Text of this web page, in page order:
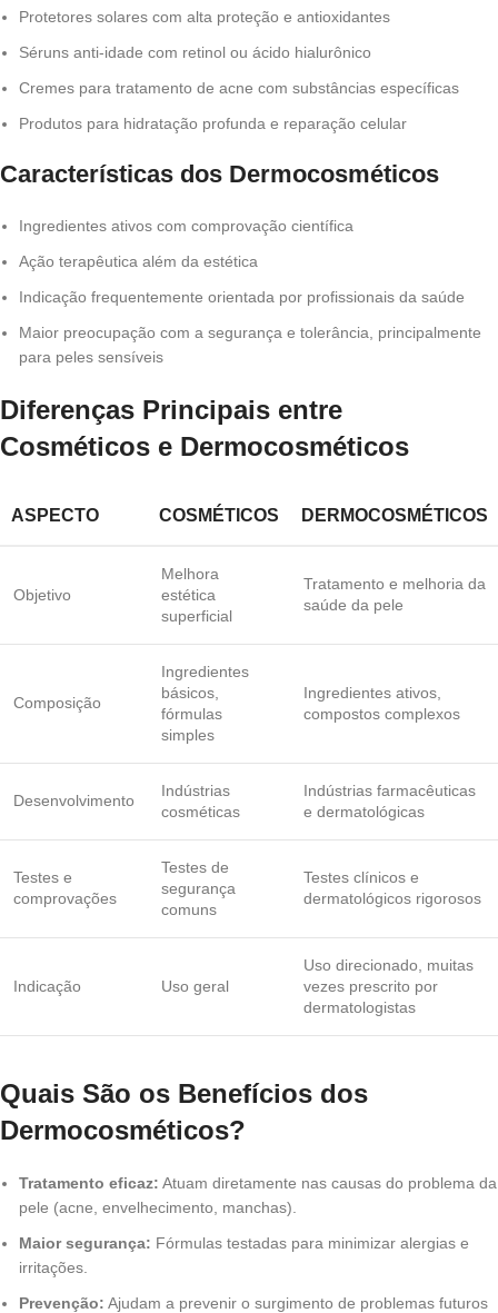
Protetores solares com alta proteção e antioxidantes
Séruns anti-idade com retinol ou ácido hialurônico
Cremes para tratamento de acne com substâncias específicas
Produtos para hidratação profunda e reparação celular
Características dos Dermocosméticos
Ingredientes ativos com comprovação científica
Ação terapêutica além da estética
Indicação frequentemente orientada por profissionais da saúde
Maior preocupação com a segurança e tolerância, principalmente
para peles sensíveis
Diferenças Principais entre
Cosméticos e Dermocosméticos
ASPECTO COSMÉTICOS DERMOCOSMÉTICOS
Objetivo
Melhora
estética
superficial
Tratamento e melhoria da
saúde da pele
Composição
Ingredientes
básicos,
fórmulas
simples
Ingredientes ativos,
compostos complexos
Desenvolvimento
Indústrias
cosméticas
Indústrias farmacêuticas
e dermatológicas
Testes e
comprovações
Testes de
segurança
comuns
Testes clínicos e
dermatológicos rigorosos
Indicação Uso geral
Uso direcionado, muitas
vezes prescrito por
dermatologistas
Quais São os Benefícios dos
Dermocosméticos?
Tratamento eficaz: Atuam diretamente nas causas do problema da
pele (acne, envelhecimento, manchas).
Maior segurança: Fórmulas testadas para minimizar alergias e
irritações.
Prevenção: Ajudam a prevenir o surgimento de problemas futuros